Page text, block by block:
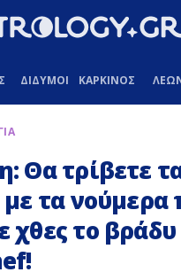
ΔΙΔΥΜΟΙ ΚΑΡΚΙΝΟΣ
Θα τρίβετε
με τα νούμερα
χθες το βράδυ